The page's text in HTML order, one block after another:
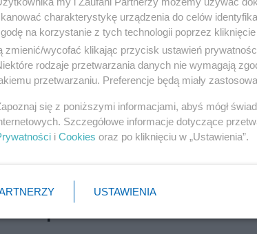
EŚW najszybszy wzrost gospodarczy
raportu SGH i Forum Ekonomicznego 2023.
przełomu epok. Jeszcze kilka lat
że globalizacja ma swoje granice i że dla
z ubiegłego roku przemeblowała
Kilkaset tysięcy ofiar nakazuje nam
podczas prezentacji raportu założyciel
Europie
charakterystykę urządzenia do celów
na korzystanie z tych technologii poprzez
zmienić/wycofać klikając przycisk ustawień
rodzaje przetwarzania danych nie wymagają
przetwarzaniu. Preferencje będą miały
się z poniższymi informacjami, abyś mógł
Szczegółowe informacje dotyczące
i Cookies oraz po kliknięciu w „Ustawienia”.
USTAWIENIA